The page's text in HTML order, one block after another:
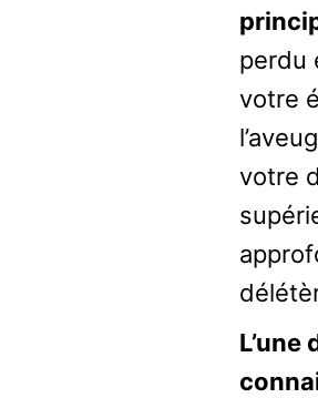
perdu
votre
votre